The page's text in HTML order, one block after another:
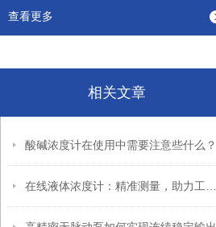
查看更多
相关文章
酸碱浓度计在使用中需要注意些什么？